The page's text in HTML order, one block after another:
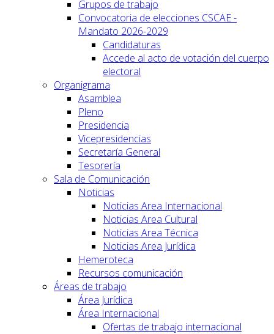
Grupos de trabajo
Convocatoria de elecciones CSCAE -
Mandato 2026-2029
Candidaturas
Accede al acto de votación del cuerpo
electoral
Organigrama
Asamblea
Pleno
Presidencia
Vicepresidencias
Secretaría General
Tesorería
Sala de Comunicación
Noticias
Noticias Area Internacional
Noticias Area Cultural
Noticias Area Técnica
Noticias Area Jurídica
Hemeroteca
Recursos comunicación
Áreas de trabajo
Área Jurídica
Área Internacional
Ofertas de trabajo internacional